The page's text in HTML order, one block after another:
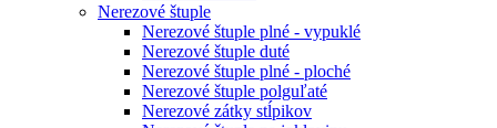
Nerezové štuple
Nerezové štuple plné - vypuklé
Nerezové štuple duté
Nerezové štuple plné - ploché
Nerezové štuple polguľaté
Nerezové zátky stĺpikov